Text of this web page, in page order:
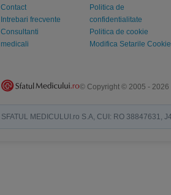
Contact
Intrebari frecvente
Consultanti
medicali
Politica de
confidentialitate
Politica de cookie
Modifica Setarile Cookie
© Copyright © 2005 - 2026
SFATUL MEDICULUI.ro S.A, CUI: RO 38847631,